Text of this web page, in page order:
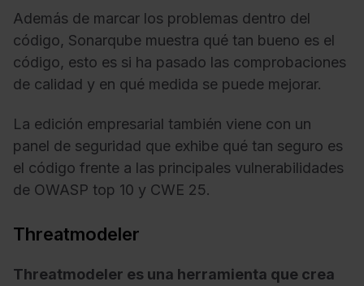
Además de marcar los problemas dentro del
código, Sonarqube muestra qué tan bueno es el
código, esto es si ha pasado las comprobaciones
de calidad y en qué medida se puede mejorar.
La edición empresarial también viene con un
panel de seguridad que exhibe qué tan seguro es
el código frente a las principales vulnerabilidades
de OWASP top 10 y CWE 25.
Threatmodeler
Threatmodeler es una herramienta que crea